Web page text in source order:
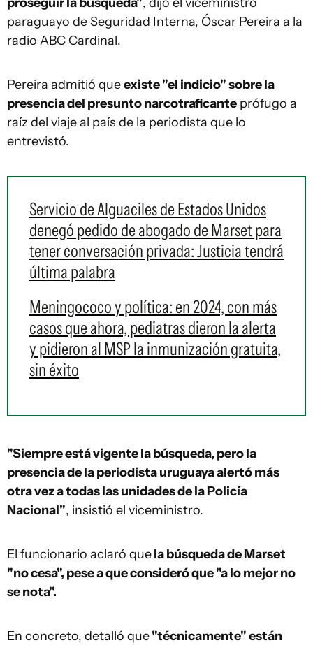
paraguayo de Seguridad Interna, Óscar Pereira a la
radio ABC Cardinal.
Pereira admitió queexiste "el indicio" sobre la
presencia del presunto narcotraficante prófugo a
raíz del viaje al país de la periodista que lo
entrevistó.
Servicio de Alguaciles de Estados Unidos
denegó pedido de abogado de Marset para
tener conversación privada: Justicia tendrá
última palabra
Meningococo y política: en 2024, con más
casos que ahora, pediatras dieron la alerta
y pidieron al MSP la inmunización gratuita,
sin éxito
"Siempre está vigente la búsqueda, pero la
presencia de la periodista uruguaya alertó más
otra vez a todas las unidades de la Policía
Nacional", insistió el viceministro.
El funcionario aclaró quela búsqueda de Marset
"no cesa", pese a que consideró que "a lo mejor no
se nota".
En concreto, detalló que"técnicamente" están